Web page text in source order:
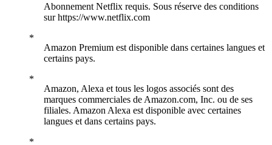
Abonnement Netflix requis. Sous réserve des conditions
sur https://www.netflix.com
Amazon Premium est disponible dans certaines langues et
certains pays.
Amazon, Alexa et tous les logos associés sont des
marques commerciales de Amazon.com, Inc. ou de ses
filiales. Amazon Alexa est disponible avec certaines
langues et dans certains pays.